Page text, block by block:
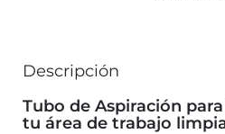
Descripción
Tubo de Aspiración
tu área de trabajo